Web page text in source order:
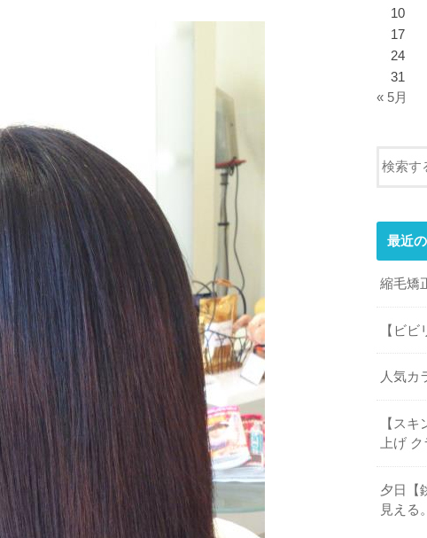
10
17
24
31
« 5月
最近
縮毛矯
【ビ
人気カ
【ス
上げ
夕日【
見える。